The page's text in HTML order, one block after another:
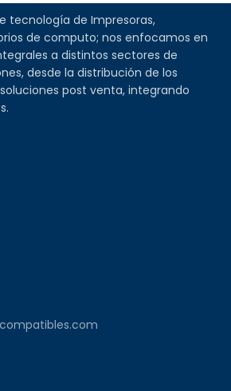
tecnología de Impresoras,
de computo; nos enfocamos en
a distintos sectores de
desde la distribución de los
post venta, integrando